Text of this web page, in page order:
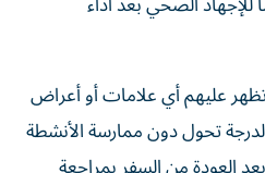
عليهم أي علامات أو أعراض
تحول دون ممارسة الأنشطة